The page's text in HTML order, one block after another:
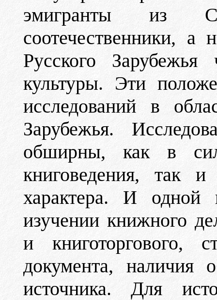
эмигранты из
соотечественники, а
Русского Зарубежья
культуры. Эти
исследований в
Зарубежья.
обширны, как в
книговедения, так
характера. И
изучении книжного
и книготоргового,
документа, наличия
источника. Для